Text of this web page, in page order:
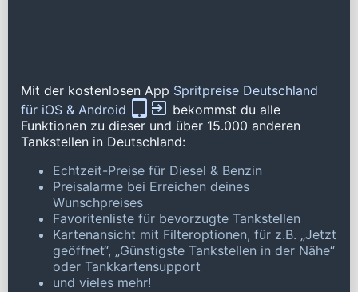
Mit der kostenlosen App Spritpreise Deutschland
für iOS & Android
bekommst du alle
Funktionen zu dieser und über 15.000 anderen
Tankstellen in Deutschland:
Echtzeit-Preise für Diesel & Benzin
Preisalarme bei Erreichen deines
Wunschpreises
Favoritenliste für bevorzugte Tankstellen
Kartenansicht mit Filteroptionen, für z.B. „Jetzt
geöffnet“, „Günstigste Tankstellen in der Nähe“
oder Tankkartensupport
und vieles mehr!